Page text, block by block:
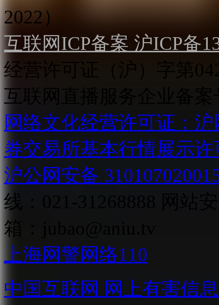
2022）
互联网ICP备案 沪ICP备
经营许可证（沪）字第
互联网直播服务企业备案
网络文化经营许可证：
券交易所基本行情展示许
沪公网安备
线：021-31268888
箱：
上海网警网络110
中国互联网 网上有害信